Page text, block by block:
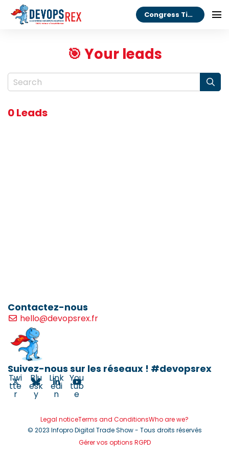
Congress Tickets
🎯 Your leads
0 Leads
Contactez-nous
hello@devopsrex.fr
Suivez-nous sur les réseaux ! #devopsrex
Twi
tte
r
Blu
esk
y
Link
edi
n
You
tub
e
Legal noticeTerms and ConditionsWho are we?
© 2023 Infopro Digital Trade Show - Tous droits réservés
Gérer vos options RGPD